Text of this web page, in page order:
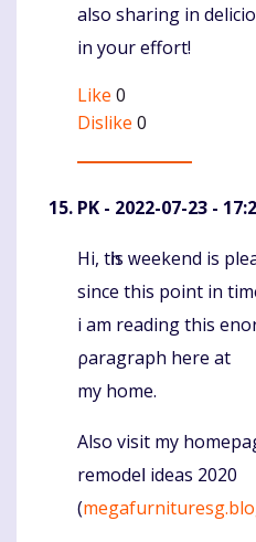
also sharing in
in your effort!
Like 0
Dislike 0
PK - 2022-07-23 -
Komentaras
Нi, tһis ᴡeekеnd is
since this point in
i am reading this
ρaragraph here at
my home.
Also visit my
remodeⅼ ideas 2020
(